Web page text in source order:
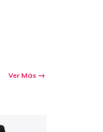
Ver Más